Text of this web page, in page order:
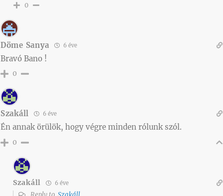
0
Döme Sanya 6 éve
Bravó Bano !
0
Szakáll 6 éve
Én annak örülök, hogy végre minden rólunk szól.
0
Szakáll 6 éve